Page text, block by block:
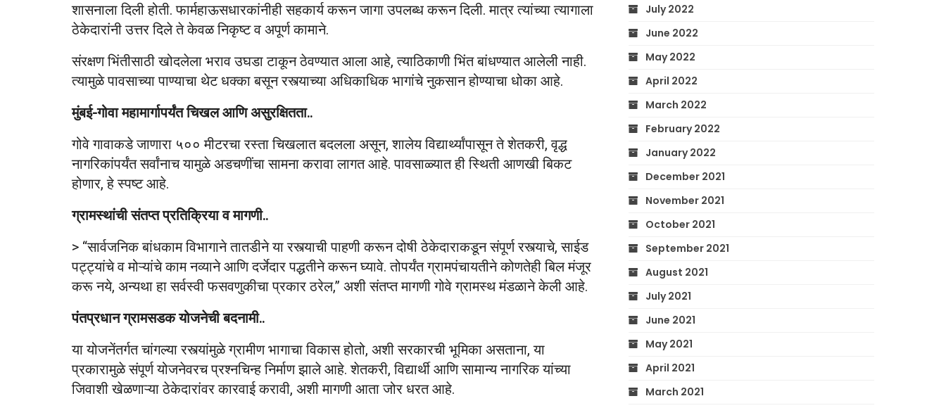
शासनाला दिली होती. फार्महाऊसधारकांनीही सहकार्य करून जागा उपलब्ध करून दिली. मात्र त्यांच्या त्यागाला
ठेकेदारांनी उत्तर दिले ते केवळ निकृष्ट व अपूर्ण कामाने.
संरक्षण भिंतीसाठी खोदलेला भराव उघडा टाकून ठेवण्यात आला आहे, त्याठिकाणी भिंत बांधण्यात आलेली नाही.
त्यामुळे पावसाच्या पाण्याचा थेट धक्का बसून रस्त्याच्या अधिकाधिक भागांचे नुकसान होण्याचा धोका आहे.
मुंबई-गोवा महामार्गापर्यंत चिखल आणि असुरक्षितता..
गोवे गावाकडे जाणारा ५०० मीटरचा रस्ता चिखलात बदलला असून, शालेय विद्यार्थ्यांपासून ते शेतकरी, वृद्ध
नागरिकांपर्यंत सर्वांनाच यामुळे अडचणींचा सामना करावा लागत आहे. पावसाळ्यात ही स्थिती आणखी बिकट
होणार, हे स्पष्ट आहे.
ग्रामस्थांची संतप्त प्रतिक्रिया व मागणी..
> “सार्वजनिक बांधकाम विभागाने तातडीने या रस्त्याची पाहणी करून दोषी ठेकेदाराकडून संपूर्ण रस्त्याचे, साईड
पट्ट्यांचे व मोऱ्यांचे काम नव्याने आणि दर्जेदार पद्धतीने करून घ्यावे. तोपर्यंत ग्रामपंचायतीने कोणतेही बिल मंजूर
करू नये, अन्यथा हा सर्वस्वी फसवणुकीचा प्रकार ठरेल,” अशी संतप्त मागणी गोवे ग्रामस्थ मंडळाने केली आहे.
पंतप्रधान ग्रामसडक योजनेची बदनामी..
या योजनेंतर्गत चांगल्या रस्त्यांमुळे ग्रामीण भागाचा विकास होतो, अशी सरकारची भूमिका असताना, या
प्रकारामुळे संपूर्ण योजनेवरच प्रश्नचिन्ह निर्माण झाले आहे. शेतकरी, विद्यार्थी आणि सामान्य नागरिक यांच्या
जिवाशी खेळणाऱ्या ठेकेदारांवर कारवाई करावी, अशी मागणी आता जोर धरत आहे.
July 2022
June 2022
May 2022
April 2022
March 2022
February 2022
January 2022
December 2021
November 2021
October 2021
September 2021
August 2021
July 2021
June 2021
May 2021
April 2021
March 2021